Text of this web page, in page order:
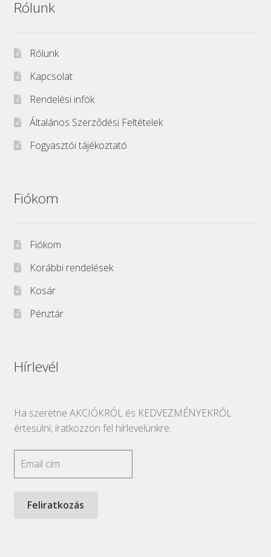
Rólunk
Rólunk
Kapcsolat
Rendelési infók
Általános Szerződési Feltételek
Fogyasztói tájékoztató
Fiókom
Fiókom
Korábbi rendelések
Kosár
Pénztár
Hírlevél
Ha szeretne AKCIÓKRÓL és KEDVEZMÉNYEKRŐL
értesülni, íratkozzon fel hírlevelünkre: